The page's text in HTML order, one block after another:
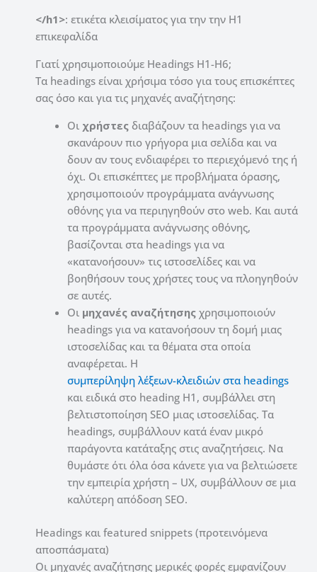
</h1>: ετικέτα κλεισίματος για την την H1
επικεφαλίδα
Γιατί χρησιμοποιούμε Headings H1-H6;
Τα headings είναι χρήσιμα τόσο για τους επισκέπτες
σας όσο και για τις μηχανές αναζήτησης:
Οι χρήστες διαβάζουν τα headings για να
σκανάρουν πιο γρήγορα μια σελίδα και να
δουν αν τους ενδιαφέρει το περιεχόμενό της ή
όχι. Οι επισκέπτες με προβλήματα όρασης,
χρησιμοποιούν προγράμματα ανάγνωσης
οθόνης για να περιηγηθούν στο web. Και αυτά
τα προγράμματα ανάγνωσης οθόνης,
βασίζονται στα headings για να
«κατανοήσουν» τις ιστοσελίδες και να
βοηθήσουν τους χρήστες τους να πλοηγηθούν
σε αυτές.
Οι μηχανές αναζήτησης χρησιμοποιούν
headings για να κατανοήσουν τη δομή μιας
ιστοσελίδας και τα θέματα στα οποία
αναφέρεται. Η
συμπερίληψη λέξεων-κλειδιών στα headings
και ειδικά στο heading H1, συμβάλλει στη
βελτιστοποίηση SEO μιας ιστοσελίδας. Τα
headings, συμβάλλουν κατά έναν μικρό
παράγοντα κατάταξης στις αναζητήσεις. Να
θυμάστε ότι όλα όσα κάνετε για να βελτιώσετε
την εμπειρία χρήστη – UX, συμβάλλουν σε μια
καλύτερη απόδοση SEO.
Headings και featured snippets (προτεινόμενα
αποσπάσματα)
Οι μηχανές αναζήτησης μερικές φορές εμφανίζουν